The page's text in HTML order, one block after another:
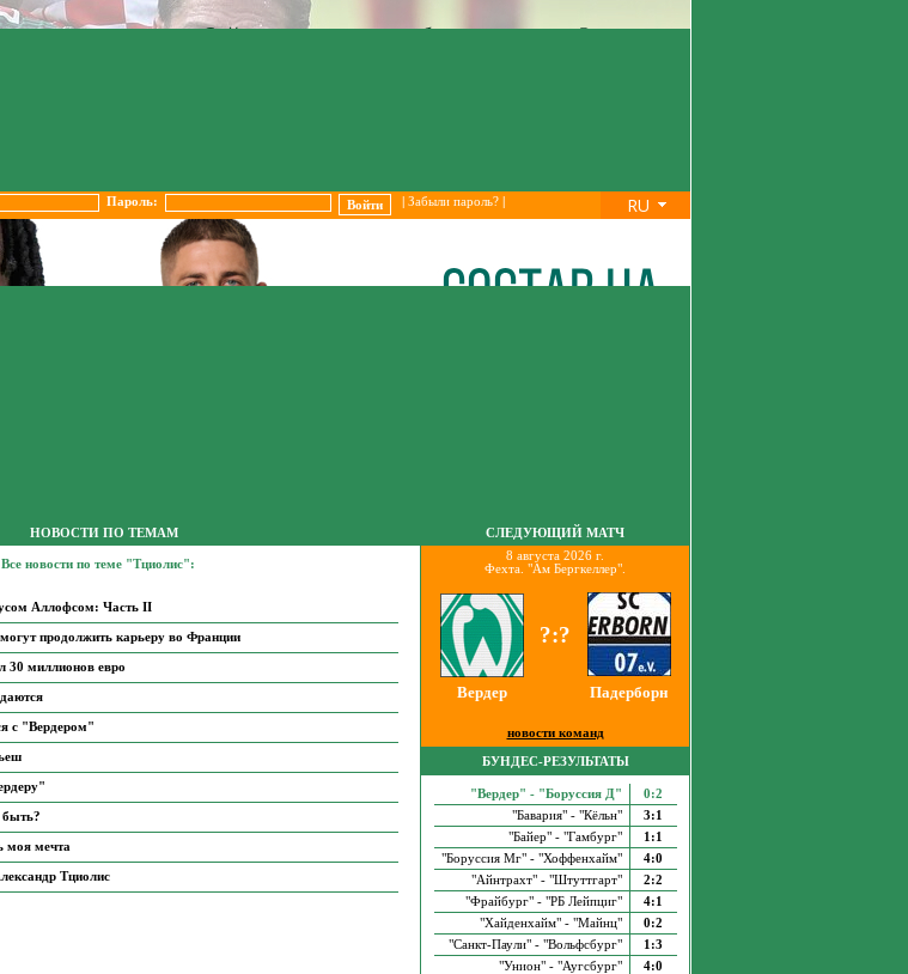
Пароль: Забыли пароль?| RU
НОВОСТИ ПО ТЕМАМ
Все новости по теме "Тциолис":
Аллофсом: Часть II
продолжить карьеру во Франции
30 миллионов евро
с "Вердером"
быть?
моя мечта
Тциолис
СЛЕДУЮЩИЙ МАТЧ
8 августа 2026 г.
Фехта. "Ам Бергкеллер".
?:?
Вердер Падерборн
новости команд
БУНДЕС-РЕЗУЛЬТАТЫ
"Вердер" - "Боруссия Д"
0:2
"Бавария" - "Кёльн"
3:1
"Байер" - "Гамбург"
1:1
"Боруссия Мг" - "Хоффенхайм"
4:0
"Айнтрахт" - "Штуттгарт"
2:2
"Фрайбург" - "РБ Лейпциг"
4:1
"Хайденхайм" - "Майнц"
0:2
"Санкт-Паули" - "Вольфсбург"
1:3
"Унион" - "Аугсбург"
4:0